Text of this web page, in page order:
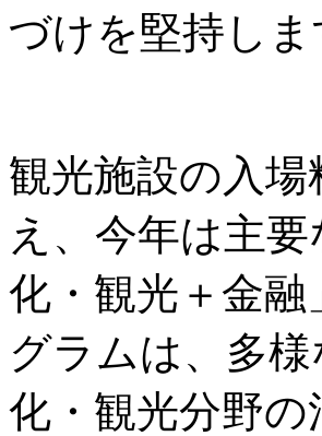
づけを堅持しま
観光施設の入
え、今年は主
化・観光＋金
グラムは、多
化・観光分野